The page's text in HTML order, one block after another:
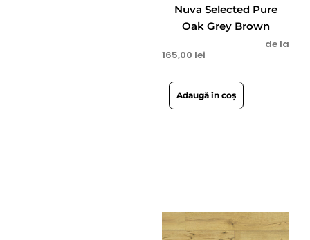
Nuva Selected Pure
Oak Grey Brown
de la
165,00 lei
Adaugă în coș